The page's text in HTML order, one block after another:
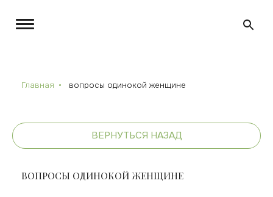
Главная вопросы одинокой женщине
ВЕРНУТЬСЯ НАЗАД
ВОПРОСЫ ОДИНОКОЙ ЖЕНЩИНЕ